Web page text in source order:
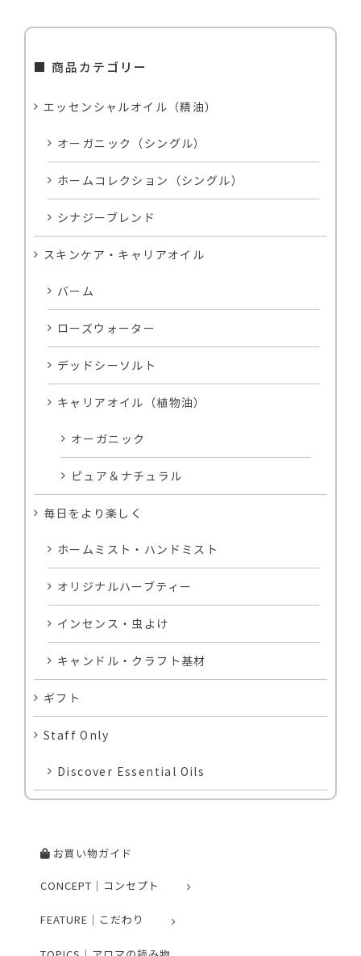
■ 商品カテゴリー
エッセンシャルオイル（精油）
オーガニック（シングル）
ホームコレクション（シングル）
シナジーブレンド
スキンケア・キャリアオイル
バーム
ローズウォーター
デッドシーソルト
キャリアオイル（植物油）
オーガニック
ピュア＆ナチュラル
毎日をより楽しく
ホームミスト・ハンドミスト
オリジナルハーブティー
インセンス・虫よけ
キャンドル・クラフト基材
ギフト
Staff Only
Discover Essential Oils
お買い物ガイド
CONCEPT｜コンセプト
FEATURE｜こだわり